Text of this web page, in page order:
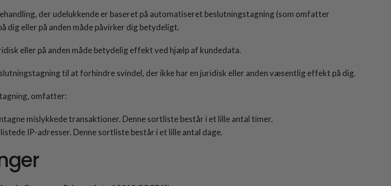
der udelukkende er baseret på automatiseret beslutningstagning (som omfatter
dig eller på anden måde påvirker dig betydeligt.
eller på anden måde betydelig effekt ved hjælp af kundedata.
til at forhindre svindel, der ikke har en juridisk eller anden væsentlig effekt på dig.
omfatter:
mislykkede transaktioner. Denne sortliste består i et lille antal timer.
IP-adresser. Denne sortliste består i et lille antal dage.